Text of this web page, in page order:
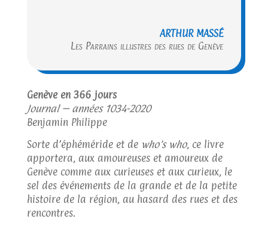
ARTHUR MASSÉ
Les Parrains illustres des rues de Genève
Genève en 366 jours
Journal – années 1034-2020
Benjamin Philippe
Sorte d’éphéméride et dewho’s who, ce livre
apportera, aux amoureuses et amoureux de
Genève comme aux curieuses et aux curieux, le
sel des événements de la grande et de la petite
histoire de la région, au hasard des rues et des
rencontres.